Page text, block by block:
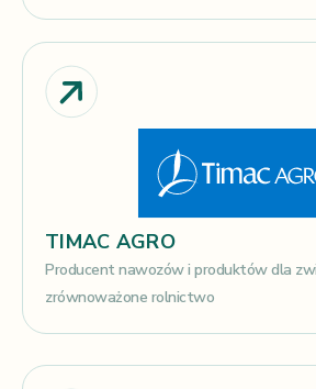
TIMAC AGRO
Producent nawozów i produktów dla
zrównoważone rolnictwo